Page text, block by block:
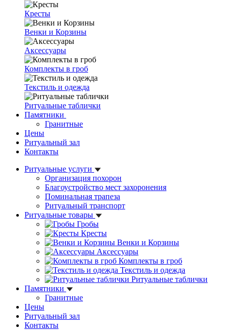
Кресты
Венки и Корзины
Аксессуары
Комплекты в гроб
Текстиль и одежда
Ритуальные таблички
Памятники
Гранитные
Цены
Ритуальный зал
Контакты
Ритуальные услуги
Организация похорон
Благоустройство мест захоронения
Поминальная трапеза
Ритуальный транспорт
Ритуальные товары
Гробы
Кресты
Венки и Корзины
Аксессуары
Комплекты в гроб
Текстиль и одежда
Ритуальные таблички
Памятники
Гранитные
Цены
Ритуальный зал
Контакты